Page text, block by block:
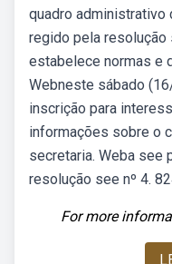
quadro administrativo
regido pela resolução
estabelece normas e
Webneste sábado
inscrição para
informações sobre o
secretaria. Weba see
resolução see nº 4.
For more